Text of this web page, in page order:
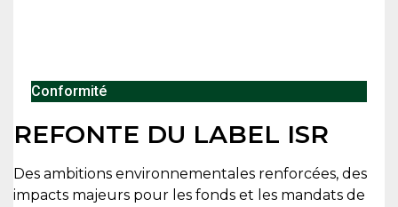
Conformité
REFONTE DU LABEL ISR
Des ambitions environnementales renforcées, des
impacts majeurs pour les fonds et les mandats de